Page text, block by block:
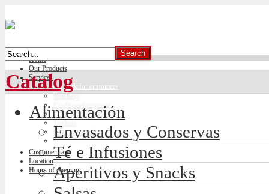
Home
Our Products
Services
Car park for customers
Butchery
Credit card payment
Freshly made bread
Lockers
Climate control
Customer care
Location
Hours of opening
Catalog
Alimentación
Envasados y Conservas
Té e Infusiones
Aperitivos y Snacks